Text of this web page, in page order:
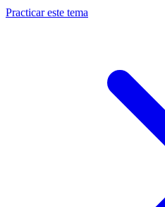
Practicar este tema